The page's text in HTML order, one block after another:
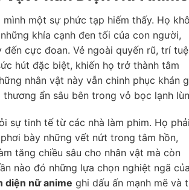
một sự phức tạp hiếm thấy. Họ
khía cạnh đen tối của con người,
cực đoan. Vẻ ngoài quyến rũ, trí tuệ
hút đặc biệt, khiến họ trở thành tâm
nhân vật này vẫn chinh phục khán
ẩn sâu bên trong vỏ bọc lạnh
sự tinh tế từ các nhà làm phim. Họ phải
bày những vết nứt trong tâm hồn,
tăng chiều sâu cho nhân vật mà còn
nào đó những lựa chọn nghiệt ngã của
diện nữ anime ghi dấu ấn mạnh mẽ và